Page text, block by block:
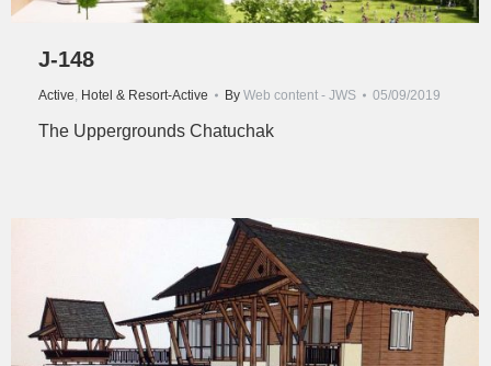
J-148
Active, Hotel & Resort-Active By Web content - JWS 05/09/2019
The Uppergrounds Chatuchak